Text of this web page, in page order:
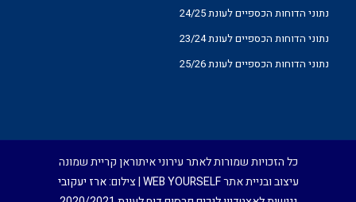
נתוני הדוחות הכספיים לעונת 24/25
נתוני הדוחות הכספיים לעונת 23/24
נתוני הדוחות הכספיים לעונת 25/26
כל הזכויות שמורות לאתר עירוני איתוראן קריית שמונה
עיצוב ובניית אתרWEB YOURSELF| צילום:ארז יעקובי